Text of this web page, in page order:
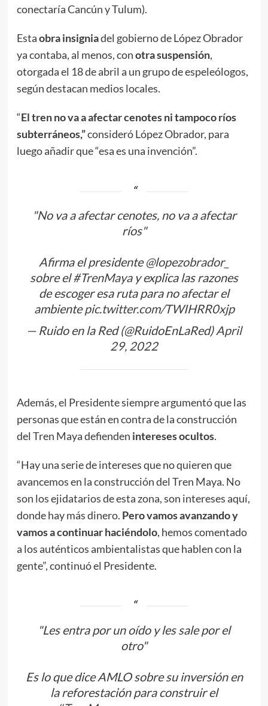
conectaría Cancún y Tulum).
Estaobra insigniadel gobierno de López Obrador
ya contaba, al menos, conotra suspensión,
otorgada el 18 de abril a un grupo de espeleólogos,
según destacan medios locales.
“El tren no va a afectar cenotes ni tampoco ríos
subterráneos,”consideró López Obrador, para
luego añadir que “esa es una invención”.
"No va a afectar cenotes, no va a afectar
ríos"
Afirma el presidente@lopezobrador_
sobre el#TrenMayay explica las razones
de escoger esa ruta para no afectar el
ambientepic.twitter.com/TWIHRR0xjp
— Ruido en la Red (@RuidoEnLaRed)April
29, 2022
Además, el Presidente siempre argumentó que las
personas que están en contra de la construcción
del Tren Maya defienden intereses ocultos.
“Hay una serie de intereses que no quieren que
avancemos en la construcción del Tren Maya. No
son los ejidatarios de esta zona, son intereses aquí,
donde hay más dinero. Pero vamos avanzando y
vamos a continuar haciéndolo, hemos comentado
a los auténticos ambientalistas que hablen con la
gente”, continuó el Presidente.
"Les entra por un oído y les sale por el
otro"
Es lo que dice AMLO sobre su inversión en
la reforestación para construir el